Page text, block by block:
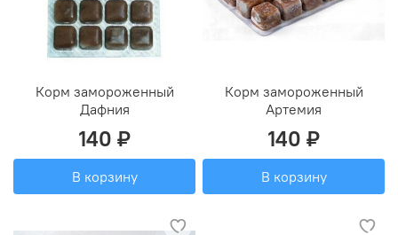
Корм замороженный
Дафния
140 ₽
В корзину
Корм замороженный
Артемия
140 ₽
В корзину